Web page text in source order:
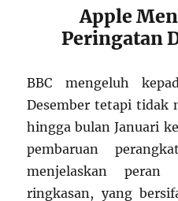
Apple
Peringatan
BBC mengeluh
Desember tetapi tidak
hingga bulan Januari
pembaruan
menjelaskan
ringkasan, yang